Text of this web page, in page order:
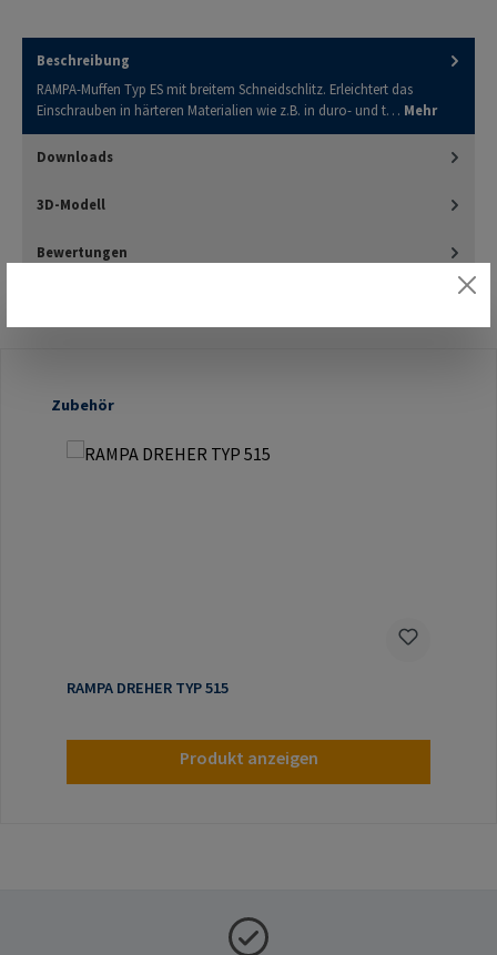
Beschreibung
RAMPA-Muffen Typ ES mit breitem Schneidschlitz. Erleichtert das
Einschrauben in härteren Materialien wie z.B. in duro- und t… Mehr
Downloads
3D-Modell
Bewertungen
Produktgalerie überspringen
Zubehör
RAMPA DREHER TYP 515
Produkt anzeigen